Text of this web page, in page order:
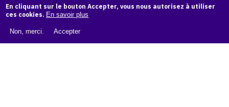
COPIER LA CITATION
Demande d'information
En cliquant sur le bouton Accepter, vous nous autorisez à utiliser
ces cookies. En savoir plus
Non, merci. Accepter